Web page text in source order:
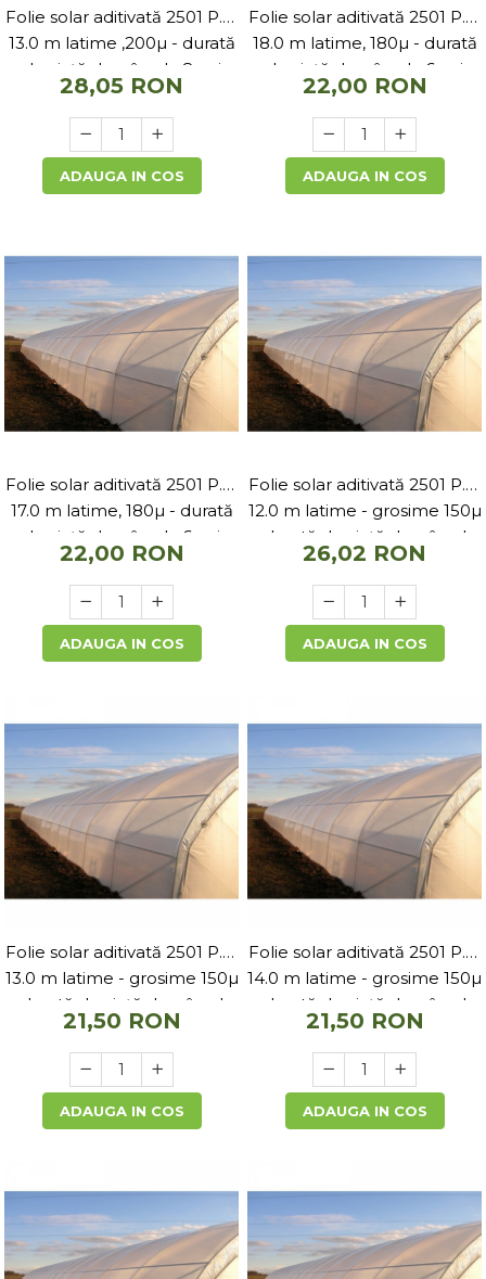
Folie solar aditivată 2501 P.K.
13.0 m latime ,200µ - durată
de viață de pâna la 8 ani
28,05 RON
ADAUGA IN COS
Folie solar aditivată 2501 P.K.
18.0 m latime, 180µ - durată
de viață de pâna la 6 ani
22,00 RON
ADAUGA IN COS
Folie solar aditivată 2501 P.K.
17.0 m latime, 180µ - durată
de viață de pâna la 6 ani
22,00 RON
ADAUGA IN COS
Folie solar aditivată 2501 P.K.
12.0 m latime - grosime 150µ
- durată de viață de pâna la
5 ani
26,02 RON
ADAUGA IN COS
Folie solar aditivată 2501 P.K.
13.0 m latime - grosime 150µ
- durată de viață de pâna la
5 ani
21,50 RON
ADAUGA IN COS
Folie solar aditivată 2501 P.K.
14.0 m latime - grosime 150µ
- durată de viață de pâna la
5 ani
21,50 RON
ADAUGA IN COS